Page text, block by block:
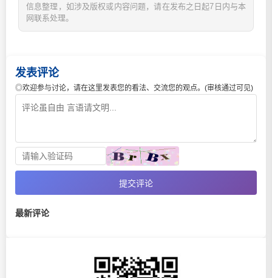
信息整理，如涉及版权或内容问题，请在发布之日起7日内与本
网联系处理。
发表评论
◎欢迎参与讨论，请在这里发表您的看法、交流您的观点。(审核通过可见)
提交评论
最新评论